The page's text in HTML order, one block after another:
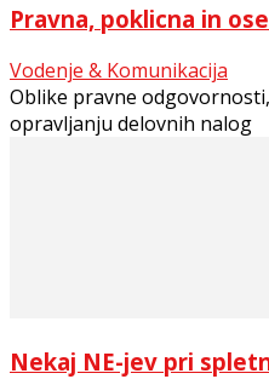
Pravna, poklicna in
Vodenje & Komunikacija
Oblike pravne
opravljanju delovnih nalog
Nekaj NE-jev pri